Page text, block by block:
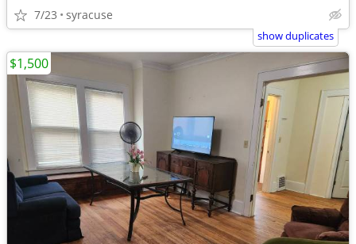
7/23 syracuse
show duplicates
$1,500